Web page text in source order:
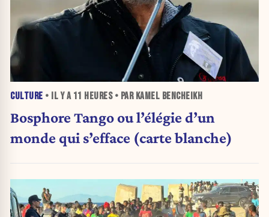
CULTURE • IL Y A 11 HEURES• PAR KAMEL BENCHEIKH
Bosphore Tango ou l’élégie d’un
monde qui s’efface (carte blanche)